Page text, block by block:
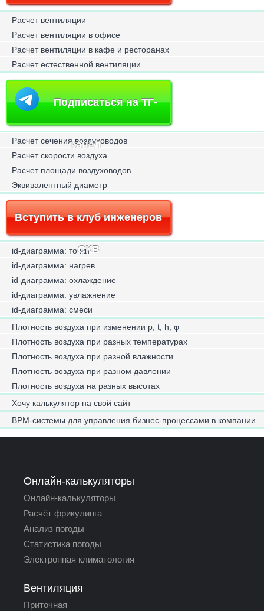
Расчет вентиляции
Расчет вентиляции в офисе
Расчет вентиляции в кафе и ресторанах
Расчет естественной вентиляции
Подписаться на ТГ-
канал
Расчет сечения воздуховодов
Расчет скорости воздуха
Расчет площади воздуховодов
Эквивалентный диаметр
Вступить в клуб инженеров
СКВ
id-диаграмма: точки
id-диаграмма: нагрев
id-диаграмма: охлаждение
id-диаграмма: увлажнение
id-диаграмма: смеси
Плотность воздуха при изменении p, t, h, φ
Плотность воздуха при разных температурах
Плотность воздуха при разной влажности
Плотность воздуха при разном давлении
Плотность воздуха на разных высотах
Хочу калькулятор на свой сайт
BPM-системы для управления бизнес-процессами в компании
Онлайн-калькуляторы
Онлайн-калькуляторы
Расчёт фрикулинга
Анализ погоды
Статистика погоды
Электронная климатология
Вентиляция
Приточная